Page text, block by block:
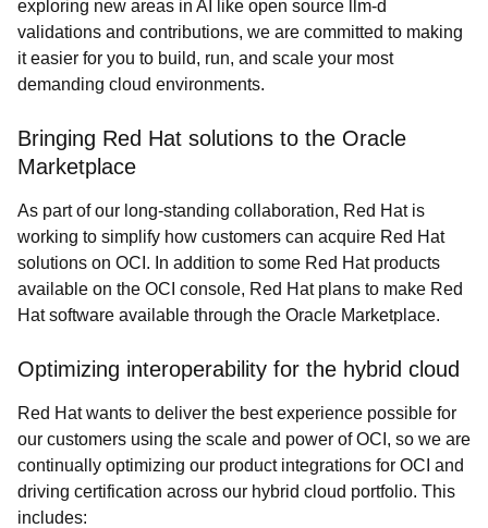
exploring new areas in AI like open source llm-d
validations and contributions, we are committed to making
it easier for you to build, run, and scale your most
demanding cloud environments.
Bringing Red Hat solutions to the Oracle
Marketplace
As part of our long-standing collaboration, Red Hat is
working to simplify how customers can acquire Red Hat
solutions on OCI. In addition to some Red Hat products
available on the OCI console, Red Hat plans to make Red
Hat software available through the Oracle Marketplace.
Optimizing interoperability for the hybrid cloud
Red Hat wants to deliver the best experience possible for
our customers using the scale and power of OCI, so we are
continually optimizing our product integrations for OCI and
driving certification across our hybrid cloud portfolio. This
includes: